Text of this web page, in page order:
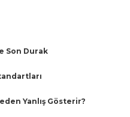
Son Durak
Yanlış Gösterir?